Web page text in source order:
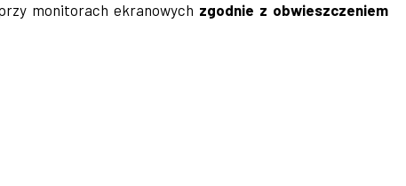
monitorach ekranowych zgodnie z obwieszczeniem